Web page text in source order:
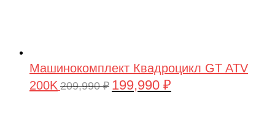
Машинокомплект Квадроцикл GT ATV
200K 209,990₽ Первоначальная
199,990 ₽